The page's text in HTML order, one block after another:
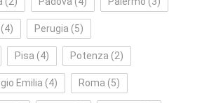
(4) Perugia (5)
Pisa (4) Potenza (2)
Emilia (4) Roma (5)